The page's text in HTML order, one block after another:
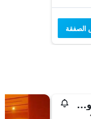
ترافيل إن يوشيتومي